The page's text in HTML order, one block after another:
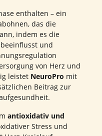
enthalten – ein
das die
indem es die
und
von Herz und
leistet NeuroPro mit
Beitrag zur
antioxidativ und
Stress und